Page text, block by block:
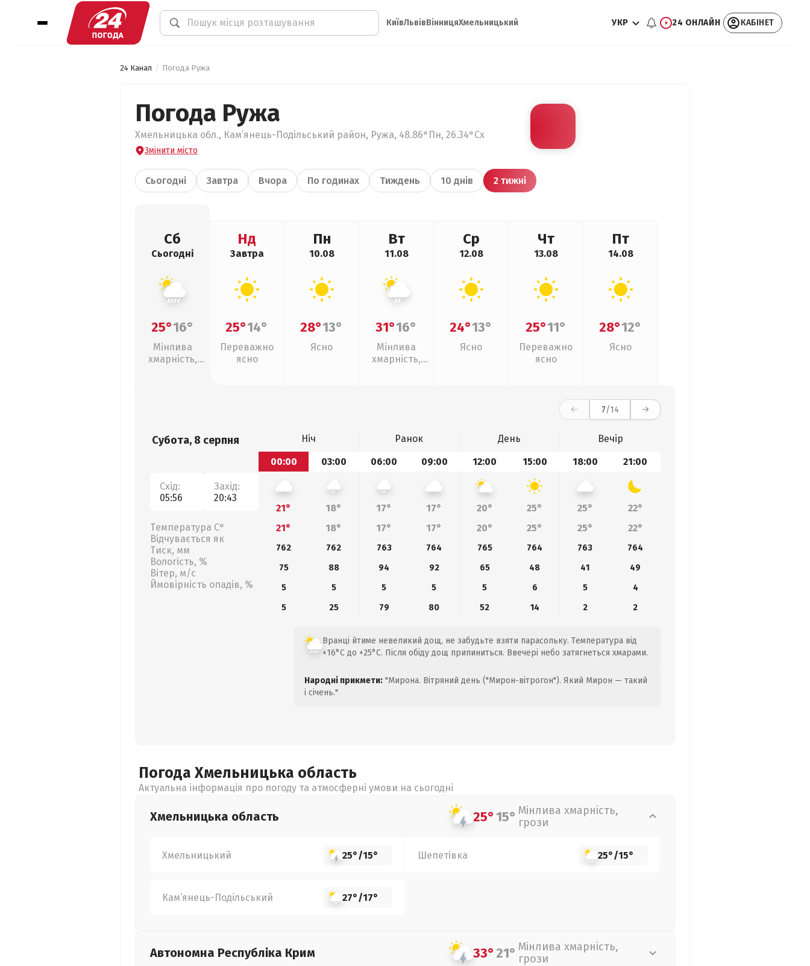
КиївЛьвівВінницяХмельницький УКР 24 ОНЛАЙН КАБІНЕТ
24 Канал Погода Ружа
Погода Ружа
Хмельницька обл., Кам’янець-Подільський район, Ружа, 48.86°Пн, 26.34°Сх
Змінити місто
Сьогодні Завтра Вчора По годинах Тиждень 10 днів 2 тижні
Сб
Сьогодні
25°16°
Мінлива
хмарність,
Нд
Завтра
25°14°
Переважно
ясно
Пн
10.08
28°13°
Ясно
Вт
11.08
31°16°
Мінлива
хмарність,
Ср
12.08
24°13°
Ясно
Чт
13.08
25°11°
Переважно
ясно
Пт
14.08
28°12°
Ясно
7/14
Субота, 8 серпня
Схід:
05:56
Захід:
20:43
Температура С°
Відчувається як
Тиск, мм
Вологість, %
Вітер, м/с
Ймовірність опадів, %
Ніч Ранок День
Вечір
00:00
03:00 06:00 09:00 12:00 15:00 18:00 21:00
21° 18° 17° 17° 20° 25° 25°
22°
21°
18° 17° 17° 20° 25° 25° 22°
762 762 763 764 765 764 763
764
75
88 94 92 65 48 41
49
5
5 5 5 5 6 5
4
5
25 79 80 52 14 2 2
Вранці йтиме невеликий дощ, не забудьте взяти парасольку. Температура від
+16°C до +25°C. Після обіду дощ припиниться. Ввечері небо затягнеться хмарами.
Народні прикмети: "Мирона. Вітряний день ("Мирон-вітрогон"). Який Мирон — такий
і січень."
Погода Хмельницька область
Актуальна інформація про погоду та атмосферні умови на сьогодні
Хмельницька область 25°15° Мінлива хмарність,
грози
Хмельницький 25°/15° Шепетівка 25°/15°
Кам’янець-Подільський 27°/17°
Автономна Республіка Крим 33°21° Мінлива хмарність,
грози